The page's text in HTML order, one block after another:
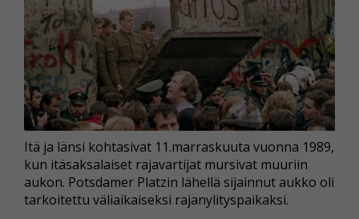
Itä ja länsi kohtasivat 11.marraskuuta vuonna 1989,
kun itäsaksalaiset rajavartijat mursivat muuriin
aukon. Potsdamer Platzin lähellä sijainnut aukko oli
tarkoitettu väliaikaiseksi rajanylityspaikaksi.